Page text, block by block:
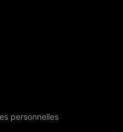
personnelles